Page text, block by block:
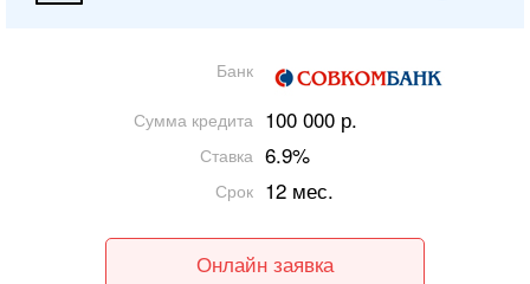
Банк
Сумма кредита 100 000 р.
Ставка 6.9%
Срок 12 мес.
Онлайн заявка